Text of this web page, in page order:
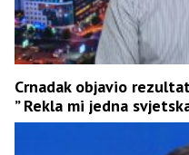
Crnadak objavio
” Rekla mi jedna